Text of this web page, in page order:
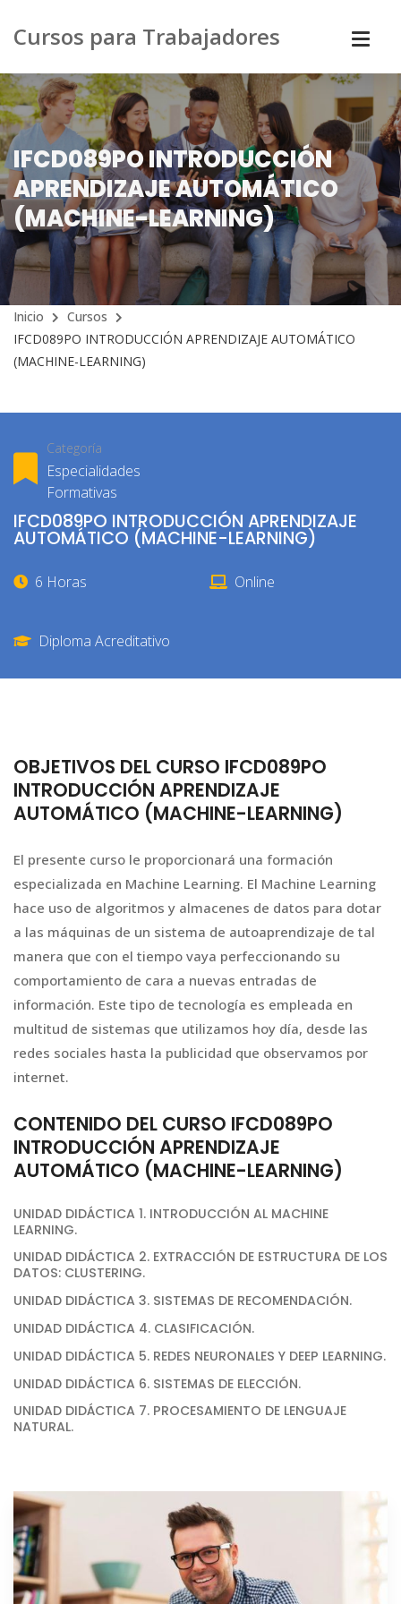
Cursos para Trabajadores
IFCD089PO INTRODUCCIÓN
APRENDIZAJE AUTOMÁTICO
(MACHINE-LEARNING)
Inicio
Cursos
IFCD089PO INTRODUCCIÓN APRENDIZAJE AUTOMÁTICO
(MACHINE-LEARNING)
Categoría
Especialidades
Formativas
IFCD089PO INTRODUCCIÓN APRENDIZAJE
AUTOMÁTICO (MACHINE-LEARNING)
6 Horas Online
Diploma Acreditativo
OBJETIVOS DEL CURSO IFCD089PO
INTRODUCCIÓN APRENDIZAJE
AUTOMÁTICO (MACHINE-LEARNING)
El presente curso le proporcionará una formación
especializada en Machine Learning. El Machine Learning
hace uso de algoritmos y almacenes de datos para dotar
a las máquinas de un sistema de autoaprendizaje de tal
manera que con el tiempo vaya perfeccionando su
comportamiento de cara a nuevas entradas de
información. Este tipo de tecnología es empleada en
multitud de sistemas que utilizamos hoy día, desde las
redes sociales hasta la publicidad que observamos por
internet.
CONTENIDO DEL CURSO IFCD089PO
INTRODUCCIÓN APRENDIZAJE
AUTOMÁTICO (MACHINE-LEARNING)
UNIDAD DIDÁCTICA 1. INTRODUCCIÓN AL MACHINE
LEARNING.
UNIDAD DIDÁCTICA 2. EXTRACCIÓN DE ESTRUCTURA DE LOS
DATOS: CLUSTERING.
UNIDAD DIDÁCTICA 3. SISTEMAS DE RECOMENDACIÓN.
UNIDAD DIDÁCTICA 4. CLASIFICACIÓN.
UNIDAD DIDÁCTICA 5. REDES NEURONALES Y DEEP LEARNING.
UNIDAD DIDÁCTICA 6. SISTEMAS DE ELECCIÓN.
UNIDAD DIDÁCTICA 7. PROCESAMIENTO DE LENGUAJE
NATURAL.